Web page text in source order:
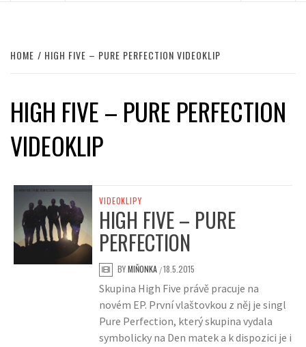
HOME HIGH FIVE – PURE PERFECTION VIDEOKLIP
HIGH FIVE – PURE PERFECTION
VIDEOKLIP
VIDEOKLIPY
HIGH FIVE – PURE
PERFECTION
BYMIŇONKA /18.5.2015
Skupina High Five právě pracuje na
novém EP. První vlaštovkou z něj je singl
Pure Perfection, který skupina vydala
symbolicky na Den matek a k dispozici je i